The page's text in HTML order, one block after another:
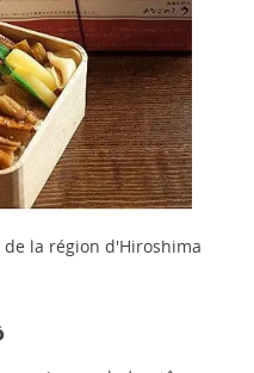
la région d'Hiroshima